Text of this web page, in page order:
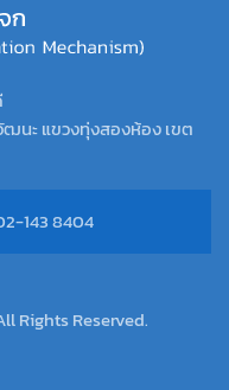
นะ แขวงทุ่งสองห้อง เขต
143 8404
Rights Reserved.